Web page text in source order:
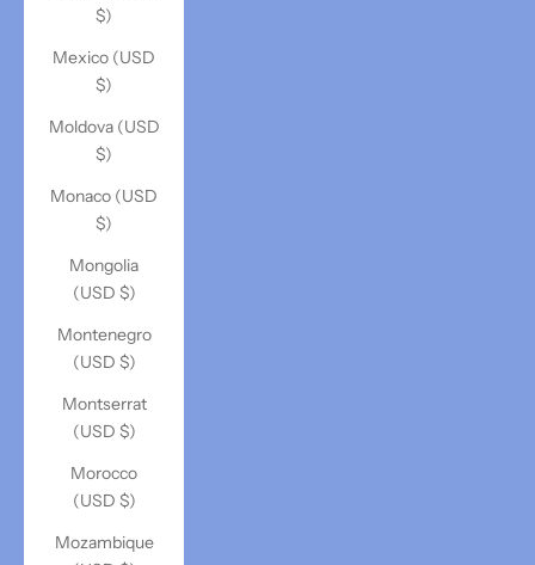
$)
Mexico (USD
$)
Moldova (USD
$)
Monaco (USD
$)
Mongolia
(USD $)
Montenegro
(USD $)
Montserrat
(USD $)
Morocco
(USD $)
Mozambique